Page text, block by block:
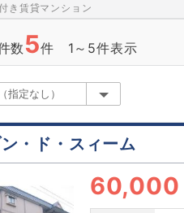
き賃貸マンション
数 5件 1～5件表示
・ド・スィーム
60,000